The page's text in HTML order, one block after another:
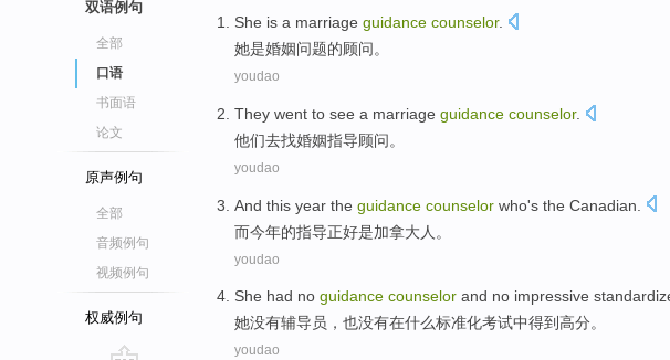
双语例句
全部
口语
书面语
论文
原声例句
全部
音频例句
视频例句
权威例句
She is a marriage guidance counselor.
她是婚姻问题的顾问。
youdao
They went to see a marriage guidance counselor.
他们去找婚姻指导顾问。
youdao
And this year the guidance counselor who's the Canadian
而今年的指导正好是加拿大人 。
youdao
She had no guidance counselor and no impressive
她没有辅导员 ，也没有在什么标准化考试中得到高分。
youdao